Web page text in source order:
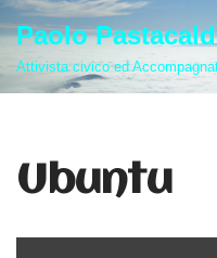
Vai
Paolo
Attivista civico ed
Ubuntu